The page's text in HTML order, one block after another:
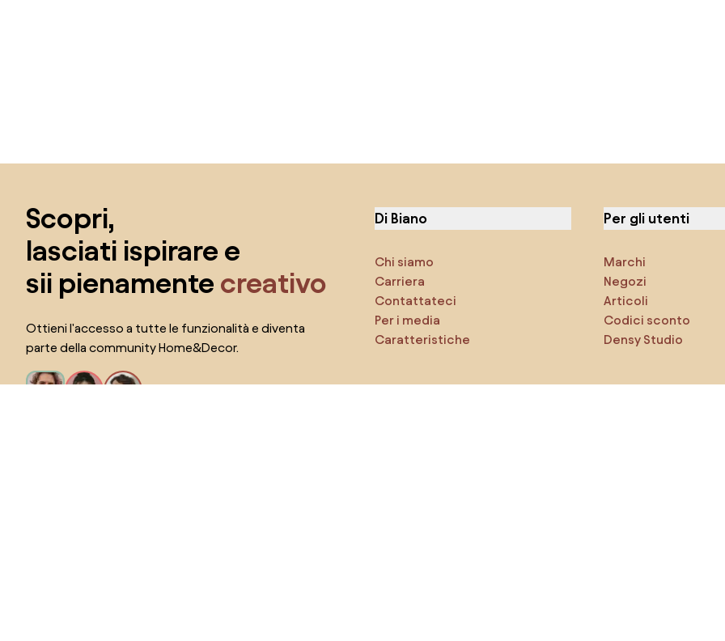
Scopri,
lasciati ispirare e
sii pienamente creativo
Ottieni l'accesso a tutte le funzionalità e diventa
parte della community Home&Decor.
Di Biano
Chi siamo
Carriera
Contattateci
Per i media
Caratteristiche
Per gli utenti
Marchi
Negozi
Articoli
Codici sconto
Densy Studio